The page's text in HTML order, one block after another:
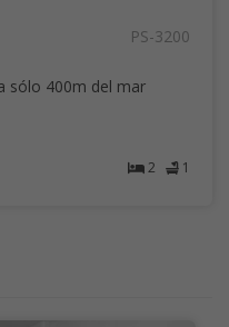
PS-3200
sólo 400m del mar
2 1